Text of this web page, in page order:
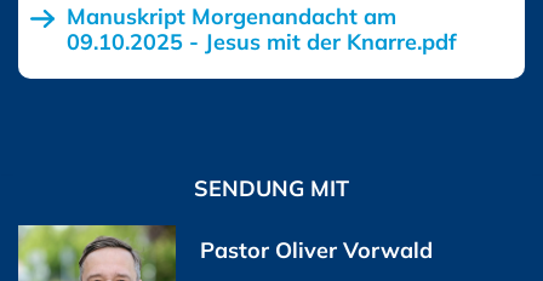
Manuskript Morgenandacht am
09.10.2025 - Jesus mit der Knarre.pdf
SENDUNG MIT
Pastor Oliver Vorwald